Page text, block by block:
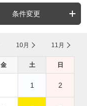
条件変更
10月 11月
金 土 日
1 2